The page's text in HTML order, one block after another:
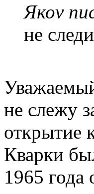
Якоv
не
не слежу
открытие
Кварки
1965 года